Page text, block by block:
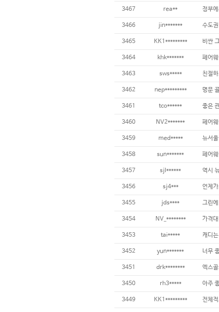
3467 rea**
3466 jin*******
3465 KK1*********
3464 khk*******
3463 sws*****
3462 nep*********
3461 tco****** 좋은
3460 NV2*******
3459 med***** 뉴서
3458 sun*******
3457 sjl******
3456 sj4***
3455 jds****
3454 NV_******** 가격
3453 tai*****
3452 yun*******
3451 drk********
3450 rh3*****
3449 KK1********* 전체